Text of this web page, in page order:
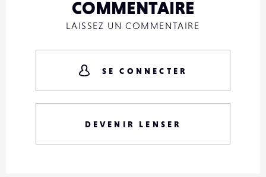
COMMENTAIRE
LAISSEZ UN COMMENTAIRE
SE CONNECTER
DEVENIR LENSER